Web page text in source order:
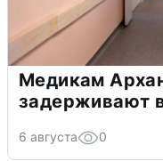
Медикам
задерживают
6 августа 0